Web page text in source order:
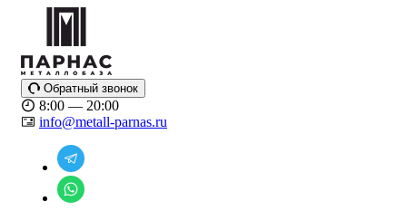
Обратный звонок
8:00 — 20:00
info@metall-parnas.ru